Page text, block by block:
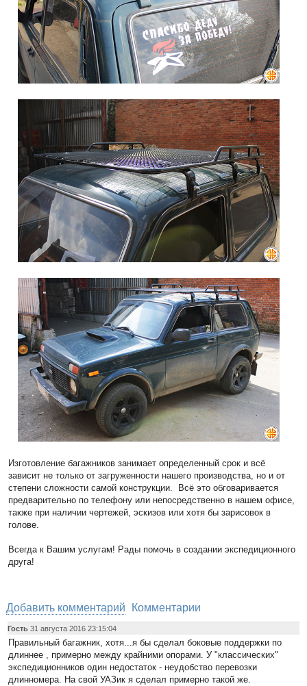
Изготовление багажников занимает определенный срок и всё
зависит не только от загруженности нашего производства, но и от
степени сложности самой конструкции. Всё это обговаривается
предварительно по телефону или непосредственно в нашем офисе,
также при наличии чертежей, эскизов или хотя бы зарисовок в
голове.
Всегда к Вашим услугам! Рады помочь в создании экспедиционного
друга!
Добавить комментарий Комментарии
Гость 31 августа 2016 23:15:04
Правильный багажник, хотя...я бы сделал боковые поддержки по
длиннее , примерно между крайними опорами. У "классических"
экспедиционников один недостаток - неудобство перевозки
длинномера. На свой УАЗик я сделал примерно такой же.